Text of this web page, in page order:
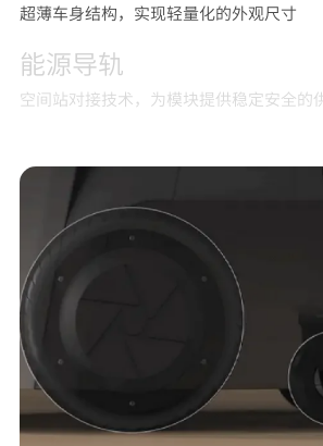
超薄车身结构，实现轻量化的外观尺寸
能源导轨
空间站对接技术，为模块提供稳定安全的